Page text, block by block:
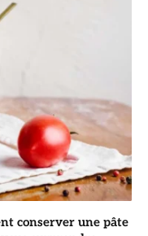
conserver une pâte